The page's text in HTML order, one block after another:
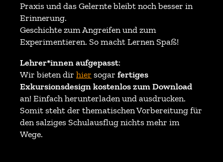
Praxis und das Gelernte bleibt noch besser in
Erinnerung.
Geschichte zum Angreifen und zum
Experimentieren. So macht Lernen Spaß!
Lehrer*innen aufgepasst:
Wir bieten dir hier sogar fertiges
Exkursionsdesign kostenlos zum Download
an! Einfach herunterladen und ausdrucken.
Somit steht der thematischen Vorbereitung für
den salziges Schulausflug nichts mehr im
Wege.